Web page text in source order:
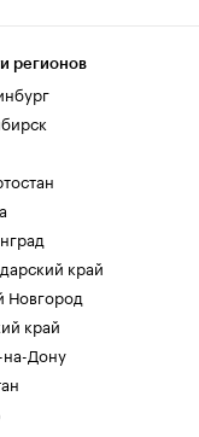
регионов
край
Новгород
край
на-Дону